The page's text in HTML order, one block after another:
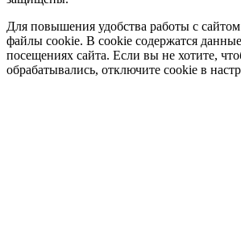
Для повышения удобства работы с
файлы cookie. В cookie содержатся
посещениях сайта. Если вы не хотите,
обрабатывались, отключите cookie в